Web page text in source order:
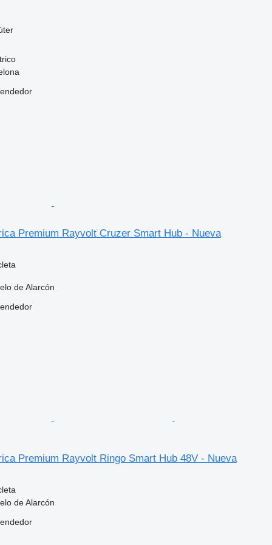
Premium Rayvolt Cruzer Smart Hub - Nueva
de Alarcón
Premium Rayvolt Ringo Smart Hub 48V - Nueva
de Alarcón